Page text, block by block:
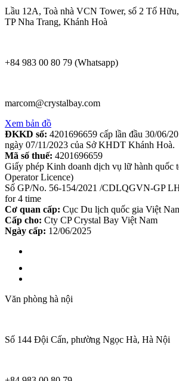
Lầu 12A, Toà nhà VCN Tower, số 2 Tố
TP Nha Trang, Khánh Hoà
+84 983 00 80 79 (Whatsapp)
marcom@crystalbay.com
Xem bản đồ
ĐKKD số: 4201696659 cấp lần đầu 30/06/
ngày 07/11/2023 của Sở KHDT Khánh Hoà.
Mã số thuế: 4201696659
Giấy phép Kinh doanh dịch vụ lữ hành quốc
Operator Licence)
Số GP/No. 56-154/2021 /CDLQGVN-GP
for 4 time
Cơ quan cấp: Cục Du lịch quốc gia Việt
Cấp cho: Cty CP Crystal Bay Việt Nam
Ngày cấp: 12/06/2025
Văn phòng hà nội
Số 144 Đội Cấn, phường Ngọc Hà, Hà Nội